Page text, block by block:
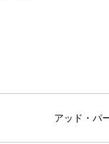
アッド・パ